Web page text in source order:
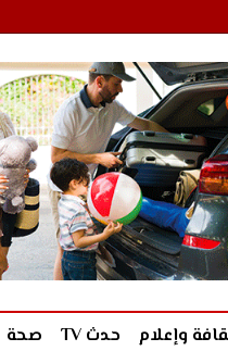
وإعلام حدث TV صحة